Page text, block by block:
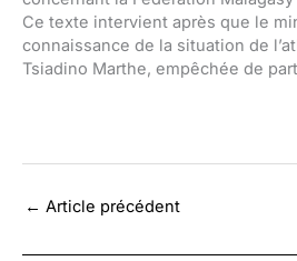
Ce texte intervient après que le
connaissance de la situation de
Tsiadino Marthe, empêchée de
← Article précédent